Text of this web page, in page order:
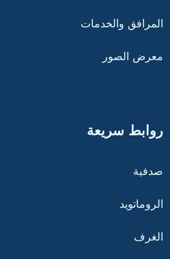
المرافق والخدمات
معرض الصور
روابط سريعة
صدفية
الروماتويد
الغرف